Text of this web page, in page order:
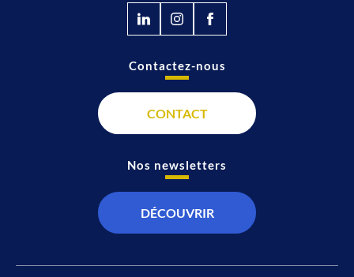
Contactez-nous
CONTACT
Nos newsletters
DÉCOUVRIR